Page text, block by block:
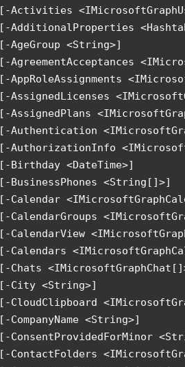
[-Activities
[-AdditionalProperties
[-AgeGroup <String>]
[-AgreementAcceptances
[-AppRoleAssignments
[-AssignedLicenses
[-AssignedPlans
[-Authentication
[-AuthorizationInfo
[-Birthday <DateTime>]
[-BusinessPhones <String[]>]
[-Calendar
[-CalendarGroups
[-CalendarView
[-Calendars
[-Chats
[-City <String>]
[-CloudClipboard
[-CompanyName <String>]
[-ConsentProvidedForMinor
[-ContactFolders